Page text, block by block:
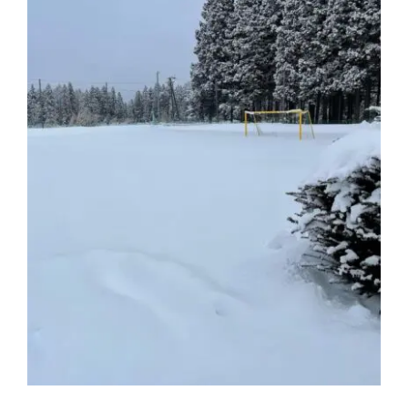
お問い合わせ
体験練習のお申込み